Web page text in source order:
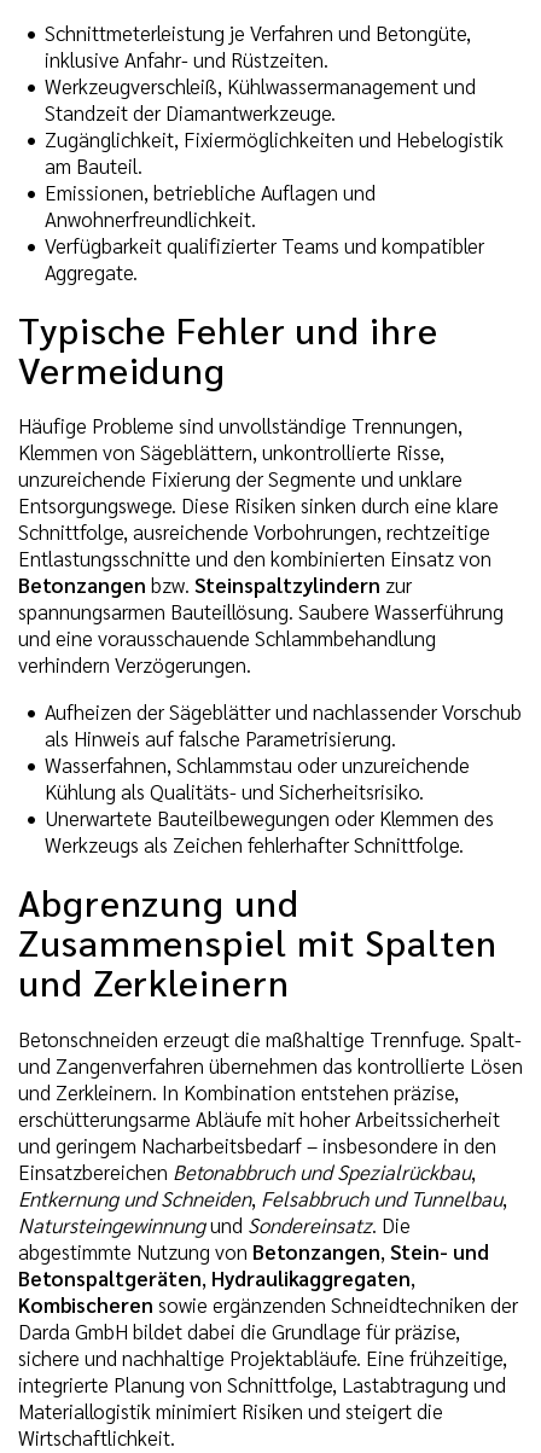
Schnittmeterleistung je Verfahren und Betongüte,
inklusive Anfahr- und Rüstzeiten.
Werkzeugverschleiß, Kühlwassermanagement und
Standzeit der Diamantwerkzeuge.
Zugänglichkeit, Fixiermöglichkeiten und Hebelogistik
am Bauteil.
Emissionen, betriebliche Auflagen und
Anwohnerfreundlichkeit.
Verfügbarkeit qualifizierter Teams und kompatibler
Aggregate.
Typische Fehler und ihre
Vermeidung
Häufige Probleme sind unvollständige Trennungen,
Klemmen von Sägeblättern, unkontrollierte Risse,
unzureichende Fixierung der Segmente und unklare
Entsorgungswege. Diese Risiken sinken durch eine klare
Schnittfolge, ausreichende Vorbohrungen, rechtzeitige
Entlastungsschnitte und den kombinierten Einsatz von
Betonzangen bzw. Steinspaltzylindern zur
spannungsarmen Bauteillösung. Saubere Wasserführung
und eine vorausschauende Schlammbehandlung
verhindern Verzögerungen.
Aufheizen der Sägeblätter und nachlassender Vorschub
als Hinweis auf falsche Parametrisierung.
Wasserfahnen, Schlammstau oder unzureichende
Kühlung als Qualitäts- und Sicherheitsrisiko.
Unerwartete Bauteilbewegungen oder Klemmen des
Werkzeugs als Zeichen fehlerhafter Schnittfolge.
Abgrenzung und
Zusammenspiel mit Spalten
und Zerkleinern
Betonschneiden erzeugt die maßhaltige Trennfuge. Spalt-
und Zangenverfahren übernehmen das kontrollierte Lösen
und Zerkleinern. In Kombination entstehen präzise,
erschütterungsarme Abläufe mit hoher Arbeitssicherheit
und geringem Nacharbeitsbedarf – insbesondere in den
Einsatzbereichen Betonabbruch und Spezialrückbau,
Entkernung und Schneiden, Felsabbruch und Tunnelbau,
Natursteingewinnungund Sondereinsatz. Die
abgestimmte Nutzung von Betonzangen, Stein- und
Betonspaltgeräten, Hydraulikaggregaten,
Kombischeren sowie ergänzenden Schneidtechniken der
Darda GmbH bildet dabei die Grundlage für präzise,
sichere und nachhaltige Projektabläufe. Eine frühzeitige,
integrierte Planung von Schnittfolge, Lastabtragung und
Materiallogistik minimiert Risiken und steigert die
Wirtschaftlichkeit.